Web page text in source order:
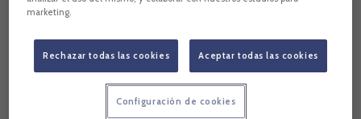
UNIÓN VIERA
Martín, 72'), Edu (Xiraxi, 60') Cesáreo, Jefte, Kilian y Yared.
marketing.
Rechazar todas las cookies Aceptar todas las cookies
Configuración de cookies